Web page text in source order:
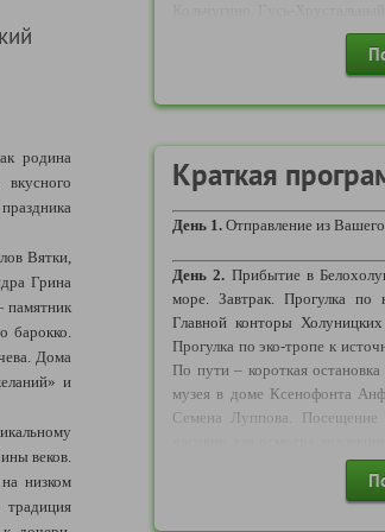
родина
Вятки,
Грина
барокко.
Дома
и
веков.
низком
Надбавка за отправление
Апрелевка, Балашиха,
Дубна, Железнодорожный,
Коломна, Краснознаменск,
Наро-Фоминск, Одинцово,
Раменское, Селятино,
Троицк, Химки, Чехов,
Надбавка за отправление
следующих пунктов:
Воронеж, Елец, Липецк.
Информация по транспорту
следующими видами
автомобиль, поезд,
Краткая
День 1. Отправление из
День 2. Прибытие в
море. Завтрак. Прогулка по
Главной конторы
Прогулка по эко-тропе к
По пути – короткая
музея в доме Ксенофонта
Семена Луппова. Посещение
Отправление в Киров. По
отеле в Кирове (Вятка).